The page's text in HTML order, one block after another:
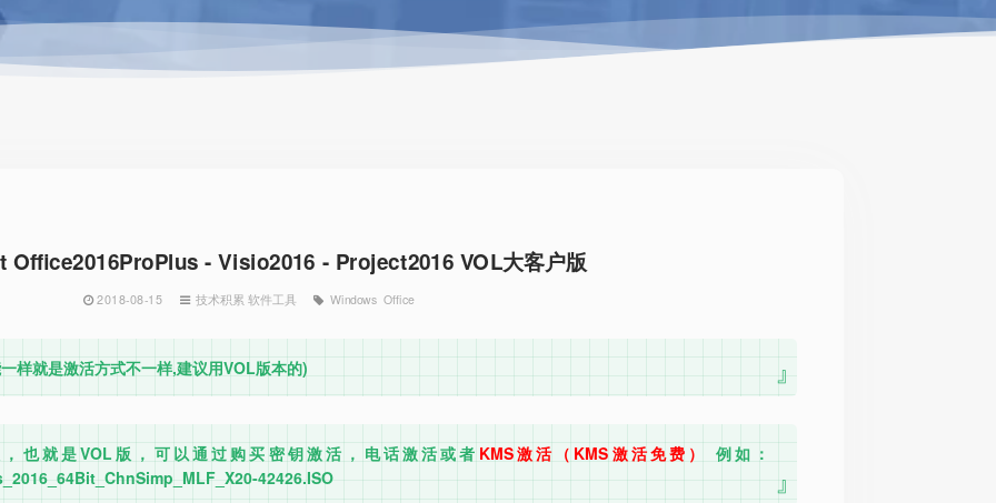
- Visio2016 - Project2016 VOL大客户版
2018-08-15 技术积累 软件工具 Windows Office
样就是激活方式不一样,建议用VOL版本的)
也就是VOL版，可以通过购买密钥激活，电话激活或者 KMS激活（KMS激活免费）
例如：
42426.ISO